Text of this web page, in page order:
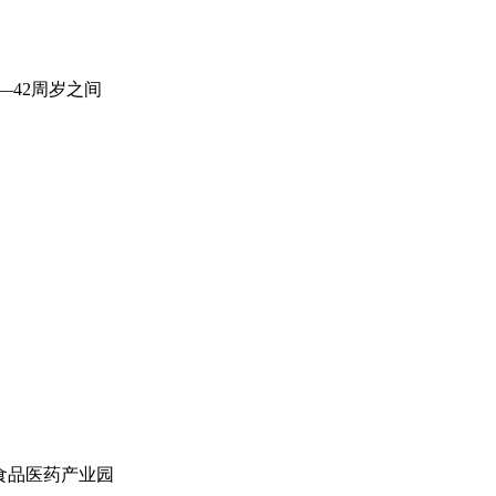
周岁之间
医药产业园